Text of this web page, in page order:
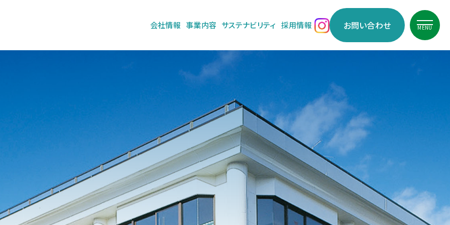
会社情報 事業内容 サステナビリティ 採用情報 お問い合わせ MENU